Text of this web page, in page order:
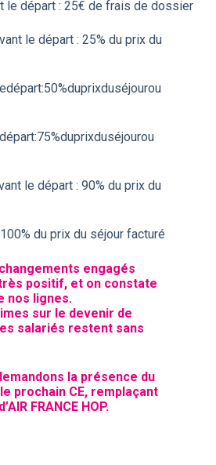
le départ : 25€ de frais de dossier
le départ : 25% du prix du
le départ : 90% du prix du
du prix du séjour facturé
engagés
positif, et on constate
nos lignes.
sur le devenir de
salariés restent sans
la présence du
prochain CE, remplaçant
FRANCE HOP.